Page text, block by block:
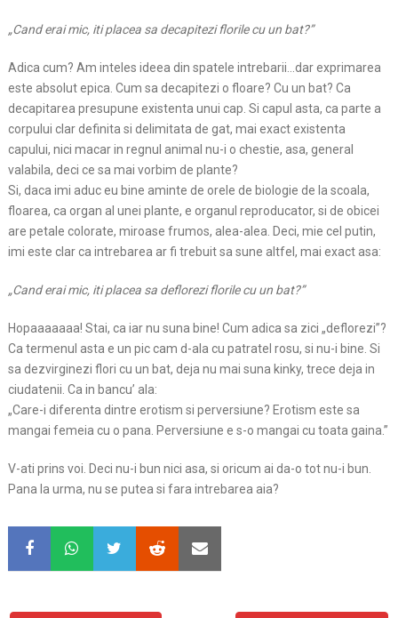
„Cand erai mic, iti placea sa decapitezi florile cu un bat?”
Adica cum? Am inteles ideea din spatele intrebarii…dar exprimarea
este absolut epica. Cum sa decapitezi o floare? Cu un bat? Ca
decapitarea presupune existenta unui cap. Si capul asta, ca parte a
corpului clar definita si delimitata de gat, mai exact existenta
capului, nici macar in regnul animal nu-i o chestie, asa, general
valabila, deci ce sa mai vorbim de plante?
Si, daca imi aduc eu bine aminte de orele de biologie de la scoala,
floarea, ca organ al unei plante, e organul reproducator, si de obicei
are petale colorate, miroase frumos, alea-alea. Deci, mie cel putin,
imi este clar ca intrebarea ar fi trebuit sa sune altfel, mai exact asa:
„Cand erai mic, iti placea sa deflorezi florile cu un bat?”
Hopaaaaaaa! Stai, ca iar nu suna bine! Cum adica sa zici „deflorezi”?
Ca termenul asta e un pic cam d-ala cu patratel rosu, si nu-i bine. Si
sa dezvirginezi flori cu un bat, deja nu mai suna kinky, trece deja in
ciudatenii. Ca in bancu’ ala:
„Care-i diferenta dintre erotism si perversiune? Erotism este sa
mangai femeia cu o pana. Perversiune e s-o mangai cu toata gaina.”
V-ati prins voi. Deci nu-i bun nici asa, si oricum ai da-o tot nu-i bun.
Pana la urma, nu se putea si fara intrebarea aia?